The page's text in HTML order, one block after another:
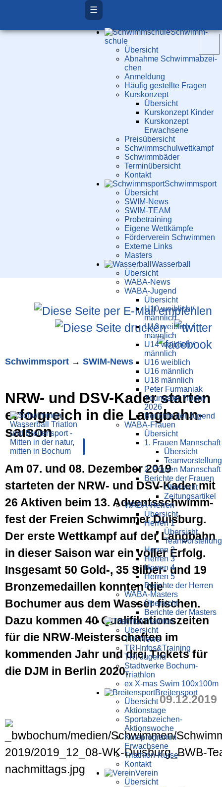
☰
Schwimm­
schule
Übersicht
Ab­nah­me Schwimm­ab­zei­
chen
Anmeldung
Häufig gestellte Fragen
Kurs­konzept
Übersicht
Kurskonzept Kinder
Kurskonzept
Erwachsene
Preis­über­sicht
Schwimm­schul­wett­kampf
Schwimm­bäder
Terminübersicht
Kontakt
Schwimm­sport
Übersicht
SWIM-News
SWIM-TEAM
Probe­training
Eigene Wettkämpfe
Förderverein Schwimmen
Externe Links
Masters
Wasser­ball
Übersicht
WABA-News
WABA-Jugend
Übersicht
U10 weiblich /
männlich
U12 weiblich /
männlich
U14 weiblich /
männlich
U16 weiblich
U16 männlich
U18 männlich
Peter Furmaniak
Youngster Trophy
2026
Berichte der Jugend
WABA-Frauen
Übersicht
1. Frauen Mannschaft
Übersicht
Teamvorstellung
2. Frauen Mannschaft
Berichte der Frauen
Übersicht
Zeitungsartikel
WABA-Herren
Übersicht
Herren 1
Übersicht
Teamvorstellung
Herren 2
Herren 3
Herren 4
Herren 5
Berichte der Herren
WABA-Masters
Übersicht
Berichte der Masters
Triathlon
Übersicht
TRI-News
TRI-Infos&Training
TRI-Jugend
Stadtwerke Bochum-
Triathlon
ex X-mas Swim 100x100m
Breiten­sport
Übersicht
Aktionstage
Sportabzeichen-
Aktionswoche
Kursprogramm
Erwachsene
Triathlon-Kurse
Kontakt
Verein
Übersicht
Schwimm­sport → SWIM-News
NRW- und DSV-Kader starten
erfolg­reich in die Lang­bahn­
saison
Am 07. und 08. Dezember 2019
starteten der NRW- und DSV-Kader mit
26 Aktiven beim 13. Advents­schwimm­
fest der Freien Schwimmer Duis­burg.
Der erste Wett­kampf auf der Lang­bahn
in dieser Saison war ein voller Erfolg.
Ins­gesamt 50 Gold-, 35 Silber- und 19
Bronze­medaillen konnten die
Bochumer aus dem Wasser fischen.
Dazu kommen 40 Quali­fikations­zeiten
für die NRW-Meisterschaften im
kommenden Jahr und drei Tickets für
die DJM in Berlin 2020.
09.12.2019